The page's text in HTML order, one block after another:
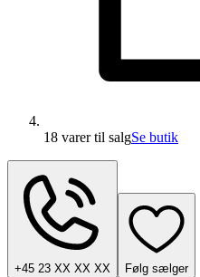
18 varertil salgSe butik
+45 23 XX XX XX Følg sælger